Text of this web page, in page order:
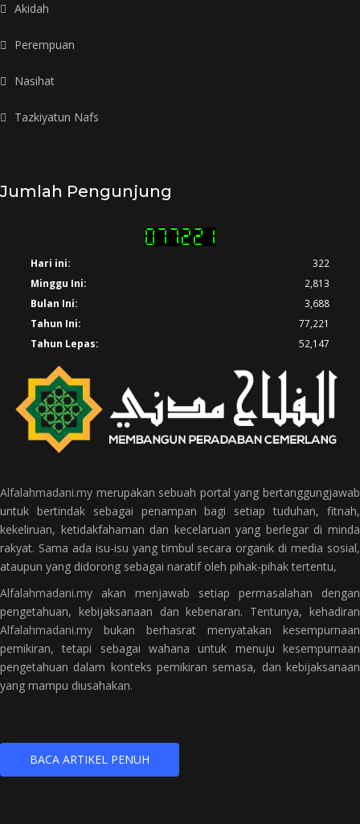
Akidah
Perempuan
Nasihat
Tazkiyatun Nafs
Jumlah Pengunjung
Hari ini:
322
Minggu Ini:
2,813
Bulan Ini:
3,688
Tahun Ini:
77,221
Tahun Lepas:
52,147
Alfalahmadani.my merupakan sebuah portal yang bertanggungjawab
untuk bertindak sebagai penampan bagi setiap tuduhan, fitnah,
kekeliruan, ketidakfahaman dan kecelaruan yang berlegar di minda
rakyat. Sama ada isu-isu yang timbul secara organik di media sosial,
ataupun yang didorong sebagai naratif oleh pihak-pihak tertentu,
Alfalahmadani.my akan menjawab setiap permasalahan dengan
pengetahuan, kebijaksanaan dan kebenaran. Tentunya, kehadiran
Alfalahmadani.my bukan berhasrat menyatakan kesempurnaan
pemikiran, tetapi sebagai wahana untuk menuju kesempurnaan
pengetahuan dalam konteks pemikiran semasa, dan kebijaksanaan
yang mampu diusahakan.
BACA ARTIKEL PENUH